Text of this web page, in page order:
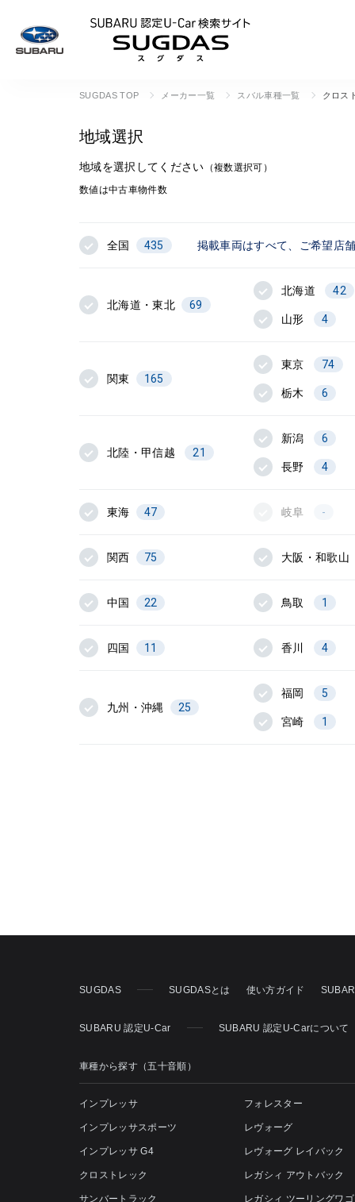
SUGDAS TOP メーカー一覧 スバル車種一覧 クロス
地域選択
地域を選択してください （複数選択可）
数値は中古車物件数
全国 435 掲載車両はすべて、ご希望店
北海道・東北 69
北海道 42
山形 4
関東 165
東京 74
栃木 6
北陸・甲信越 21
新潟 6
長野 4
東海 47 岐阜 -
関西 75 大阪・和歌山
中国 22 鳥取 1
四国 11 香川 4
九州・沖縄 25
福岡 5
宮崎 1
SUGDAS SUGDASとは 使い方ガイド
SUBARU 認定U-Car SUBARU 認定U-Carについて
車種から探す（五十音順）
インプレッサ
インプレッサスポーツ
インプレッサ G4
クロストレック
サンバートラック
フォレスター
レヴォーグ
レヴォーグ レイバック
レガシィ アウトバック
レガシィ ツーリングワ